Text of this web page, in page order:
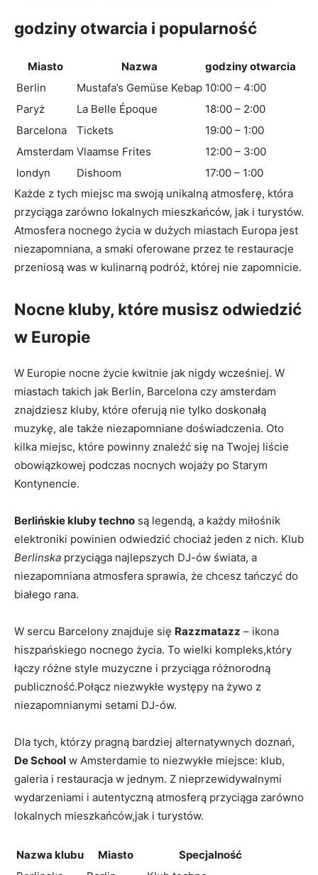
godziny otwarcia i popularność
Miasto Nazwa
godziny otwarcia
Berlin
Mustafa’s Gemüse Kebap 10:00 – 4:00
Paryż
La Belle Époque
18:00 – 2:00
Barcelona
Tickets
19:00 – 1:00
Amsterdam Vlaamse Frites
12:00 – 3:00
londyn
Dishoom
17:00 – 1:00
Każde z tych miejsc ma swoją unikalną atmosferę, która
przyciąga zarówno lokalnych mieszkańców, jak i turystów.
Atmosfera nocnego życia w dużych miastach Europa jest
niezapomniana, a smaki oferowane przez te restauracje
przeniosą was w kulinarną podróż, której nie zapomnicie.
Nocne kluby, które musisz odwiedzić
w Europie
W Europie nocne życie kwitnie jak nigdy wcześniej. W
miastach takich jak Berlin, Barcelona czy amsterdam
znajdziesz kluby, które oferują nie tylko doskonałą
muzykę, ale także niezapomniane doświadczenia. Oto
kilka miejsc, które powinny znaleźć się na Twojej liście
obowiązkowej podczas nocnych wojaży po Starym
Kontynencie.
Berlińskie kluby techno są legendą, a każdy miłośnik
elektroniki powinien odwiedzić chociaż jeden z nich. Klub
Berlinska przyciąga najlepszych DJ-ów świata, a
niezapomniana atmosfera sprawia, że chcesz tańczyć do
białego rana.
W sercu Barcelony znajduje się Razzmatazz – ikona
hiszpańskiego nocnego życia. To wielki kompleks,który
łączy różne style muzyczne i przyciąga różnorodną
publiczność.Połącz niezwykłe występy na żywo z
niezapomnianymi setami DJ-ów.
Dla tych, którzy pragną bardziej alternatywnych doznań,
De School w Amsterdamie to niezwykłe miejsce: klub,
galeria i restauracja w jednym. Z nieprzewidywalnymi
wydarzeniami i autentyczną atmosferą przyciąga zarówno
lokalnych mieszkańców,jak i turystów.
Nazwa klubu Miasto
Specjalność